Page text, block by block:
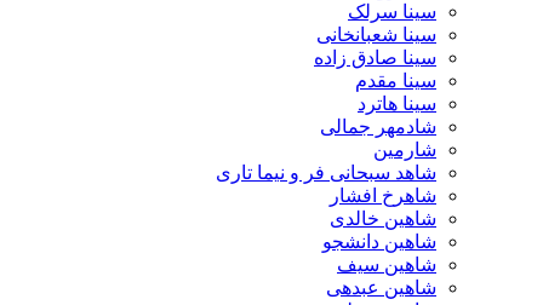
سینا سرلک
سینا شعبانخانی
سینا صادق زاده
سینا مقدم
سینا هاترد
شادمهر جمالی
شارمین
شاهد سبحانی فر و نیما تاری
شاهرخ افشار
شاهین خالدی
شاهین دانشجو
شاهین سیف
شاهین عبدهی